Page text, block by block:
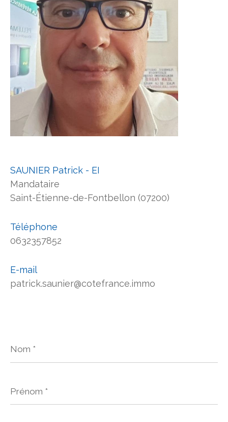
SAUNIER Patrick - EI
Mandataire
Saint-Étienne-de-Fontbellon (07200)
Téléphone
0632357852
E-mail
patrick.saunier@cotefrance.immo
*
*